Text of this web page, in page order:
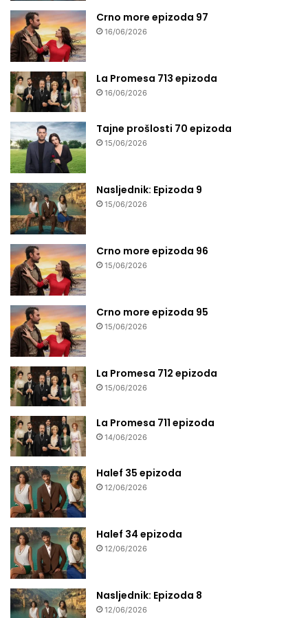
Crno more epizoda 97
16/06/2026
La Promesa 713 epizoda
16/06/2026
Tajne prošlosti 70 epizoda
15/06/2026
Nasljednik: Epizoda 9
15/06/2026
Crno more epizoda 96
15/06/2026
Crno more epizoda 95
15/06/2026
La Promesa 712 epizoda
15/06/2026
La Promesa 711 epizoda
14/06/2026
Halef 35 epizoda
12/06/2026
Halef 34 epizoda
12/06/2026
Nasljednik: Epizoda 8
12/06/2026